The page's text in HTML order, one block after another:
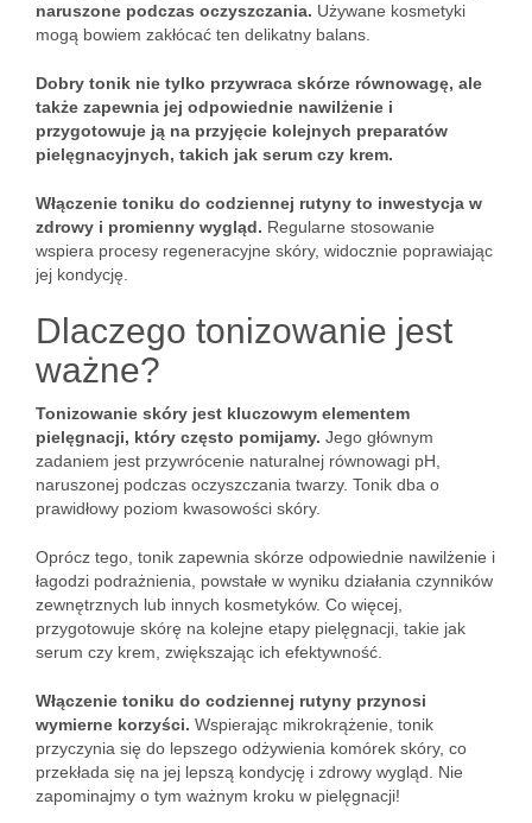
naruszone podczas oczyszczania. Używane kosmetyki
mogą bowiem zakłócać ten delikatny balans.
Dobry tonik nie tylko przywraca skórze równowagę, ale
także zapewnia jej odpowiednie nawilżenie i
przygotowuje ją na przyjęcie kolejnych preparatów
pielęgnacyjnych, takich jak serum czy krem.
Włączenie toniku do codziennej rutyny to inwestycja w
zdrowy i promienny wygląd. Regularne stosowanie
wspiera procesy regeneracyjne skóry, widocznie poprawiając
jej kondycję.
Dlaczego tonizowanie jest
ważne?
Tonizowanie skóry jest kluczowym elementem
pielęgnacji, który często pomijamy. Jego głównym
zadaniem jest przywrócenie naturalnej równowagi pH,
naruszonej podczas oczyszczania twarzy. Tonik dba o
prawidłowy poziom kwasowości skóry.
Oprócz tego, tonik zapewnia skórze odpowiednie nawilżenie i
łagodzi podrażnienia, powstałe w wyniku działania czynników
zewnętrznych lub innych kosmetyków. Co więcej,
przygotowuje skórę na kolejne etapy pielęgnacji, takie jak
serum czy krem, zwiększając ich efektywność.
Włączenie toniku do codziennej rutyny przynosi
wymierne korzyści. Wspierając mikrokrążenie, tonik
przyczynia się do lepszego odżywienia komórek skóry, co
przekłada się na jej lepszą kondycję i zdrowy wygląd. Nie
zapominajmy o tym ważnym kroku w pielęgnacji!